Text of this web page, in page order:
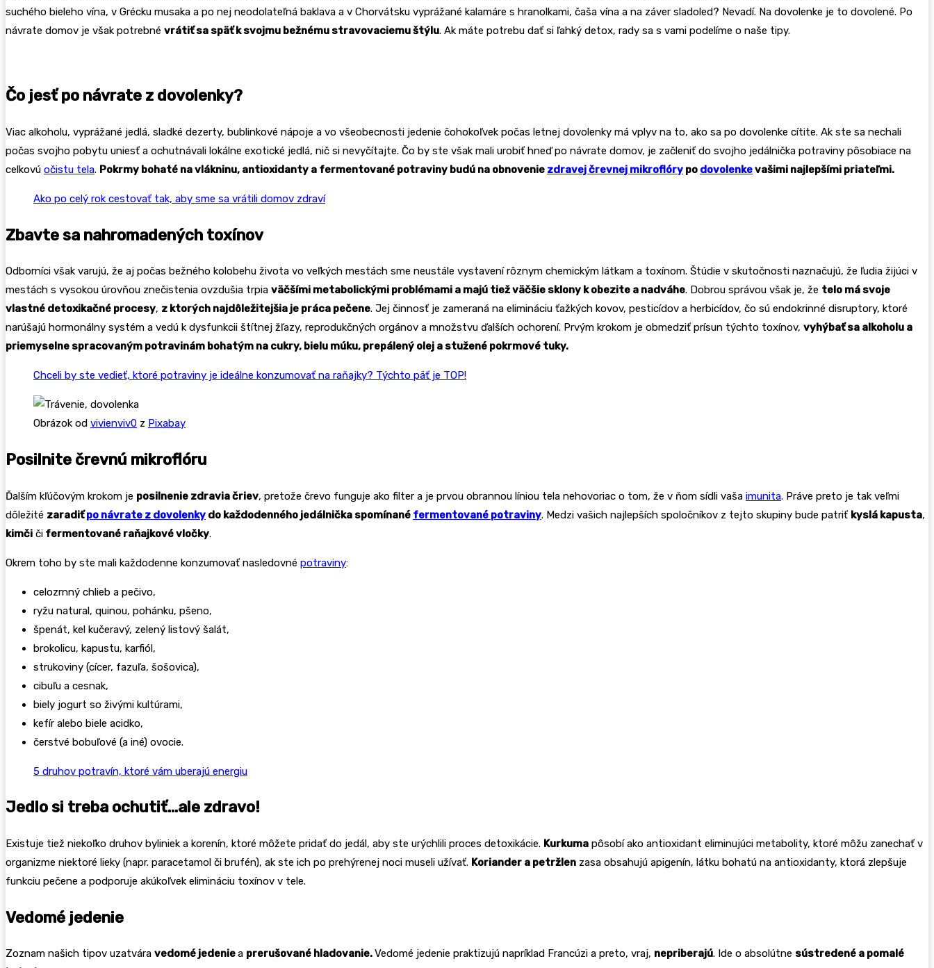
suchého bieleho vína, v Grécku musaka a po nej neodolateľná baklava a v Chorvátsku vyprážané kalamáre s hranolkami, čaša vína a na záver sladoled? Nevadí. Na dovolenke je to dovolené. Po
návrate domov je však potrebné vrátiť sa späť k svojmu bežnému stravovaciemu štýlu. Ak máte potrebu dať si ľahký detox, rady sa s vami podelíme o naše tipy.
Čo jesť po návrate z dovolenky?
Viac alkoholu, vyprážané jedlá, sladké dezerty, bublinkové nápoje a vo všeobecnosti jedenie čohokoľvek počas letnej dovolenky má vplyv na to, ako sa po dovolenke cítite. Ak ste sa nechali
počas svojho pobytu uniesť a ochutnávali lokálne exotické jedlá, nič si nevyčítajte. Čo by ste však mali urobiť hneď po návrate domov, je začleniť do svojho jedálnička potraviny pôsobiace na
celkovú očistu tela. Pokrmy bohaté na vlákninu, antioxidanty a fermentované potraviny budú na obnovenie zdravej črevnej mikroflóry po dovolenkevašimi najlepšími priateľmi.
Ako po celý rok cestovať tak, aby sme sa vrátili domov zdraví
Zbavte sa nahromadených toxínov
Odborníci však varujú, že aj počas bežného kolobehu života vo veľkých mestách sme neustále vystavení rôznym chemickým látkam a toxínom. Štúdie v skutočnosti naznačujú, že ľudia žijúci v
mestách s vysokou úrovňou znečistenia ovzdušia trpia väčšími metabolickými problémami a majú tiež väčšie sklony k obezite a nadváhe. Dobrou správou však je, že telo má svoje
vlastné detoxikačné procesy, z ktorých najdôležitejšia je práca pečene. Jej činnosť je zameraná na elimináciu ťažkých kovov, pesticídov a herbicídov, čo sú endokrinné disruptory, ktoré
narúšajú hormonálny systém a vedú k dysfunkcii štítnej žľazy, reprodukčných orgánov a množstvu ďalších ochorení. Prvým krokom je obmedziť prísun týchto toxínov, vyhýbať sa alkoholu a
priemyselne spracovaným potravinám bohatým na cukry, bielu múku, prepálený olej a stužené pokrmové tuky.
Chceli by ste vedieť, ktoré potraviny je ideálne konzumovať na raňajky? Týchto päť je TOP!
Obrázok od vivienviv0 z Pixabay
Posilnite črevnú mikroflóru
Ďalším kľúčovým krokom je posilnenie zdravia čriev, pretože črevo funguje ako filter a je prvou obrannou líniou tela nehovoriac o tom, že v ňom sídli vaša imunita. Práve preto je tak veľmi
dôležité zaradiťpo návrate z dovolenky do každodenného jedálnička spomínané fermentované potraviny. Medzi vašich najlepších spoločníkov z tejto skupiny bude patriť kyslá kapusta,
kimči či fermentované raňajkové vločky.
Okrem toho by ste mali každodenne konzumovať nasledovné potraviny:
celozrnný chlieb a pečivo,
ryžu natural, quinou, pohánku, pšeno,
špenát, kel kučeravý, zelený listový šalát,
brokolicu, kapustu, karfiól,
strukoviny (cícer, fazuľa, šošovica),
cibuľu a cesnak,
biely jogurt so živými kultúrami,
kefír alebo biele acidko,
čerstvé bobuľové (a iné) ovocie.
5 druhov potravín, ktoré vám uberajú energiu
Jedlo si treba ochutiť…ale zdravo!
Existuje tiež niekoľko druhov byliniek a korenín, ktoré môžete pridať do jedál, aby ste urýchlili proces detoxikácie. Kurkuma pôsobí ako antioxidant eliminujúci metabolity, ktoré môžu zanechať v
organizme niektoré lieky (napr. paracetamol či brufén), ak ste ich po prehýrenej noci museli užívať. Koriander a petržlen zasa obsahujú apigenín, látku bohatú na antioxidanty, ktorá zlepšuje
funkciu pečene a podporuje akúkoľvek elimináciu toxínov v tele.
Vedomé jedenie
Zoznam našich tipov uzatvára vedomé jedeniea prerušované hladovanie.Vedomé jedenie praktizujú napríklad Francúzi a preto, vraj, nepriberajú. Ide o absolútne sústredené a pomalé